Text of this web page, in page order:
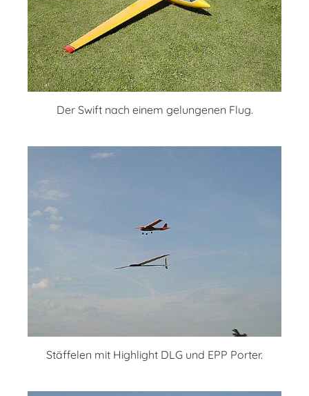
Der Swift nach einem gelungenen Flug.
Stäffelen mit Highlight DLG und EPP Porter.